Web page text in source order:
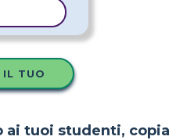
IL TUO
ai tuoi studenti, copia